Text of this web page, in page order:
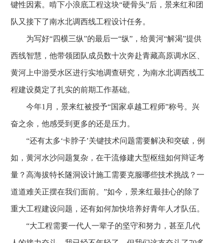
键性因素。啃下小浪底工程这块“硬骨头”后，景来红和团
队又接下了南水北调西线工程设计任务。
为写好“四横三纵”的最后一“纵”，给黄河“解渴”提供
西线智慧，他带领团队成员数十次奔赴青藏高原调水区、
黄河上中游受水区进行实地调查研究，为南水北调西线工
程建设奠定了扎实的前期工作基础。
今年1月，景来红被授予“国家卓越工程师”称号。兴
奋之余，他感受到更多的还是压力。
“还有太多‘卡脖子’关键技术问题需要解决和突破，例
如，黄河水沙问题复杂，在干流修建大型枢纽如何辩证考
量？高海拔特长隧洞设计施工需要克服哪些技术挑战？一
道道难关正摆在我们面前。”如今，景来红最挂心的除了
重大工程建设问题，还有如何加快培养好青年人才队伍。
“大工程需要一代人一辈子的坚守和努力，甚至几代